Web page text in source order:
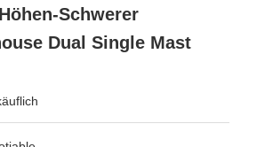
Schwerer
Dual Single Mast